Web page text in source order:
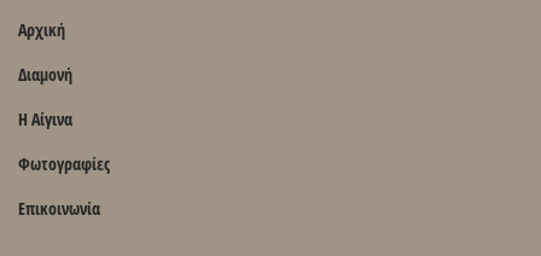
Αρχική
Διαμονή
Η Αίγινα
Φωτογραφίες
Επικοινωνία